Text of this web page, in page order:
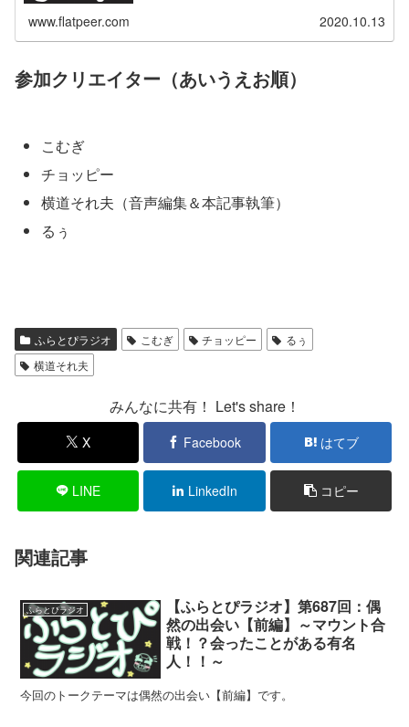
www.flatpeer.com 2020.10.13
参加クリエイター（あいうえお順）
こむぎ
チョッピー
横道それ夫（音声編集＆本記事執筆）
るぅ
ふらとぴラジオ こむぎ チョッピー
るぅ
横道それ夫
みんなに共有！ Let's share！
X Facebook はてブ
LINE LinkedIn コピー
関連記事
ふらとぴラジオ
【ふらとぴラジオ】第687回：偶
然の出会い【前編】～マウント合
戦！？会ったことがある有名
人！！～
今回のトークテーマは偶然の出会い【前編】です。